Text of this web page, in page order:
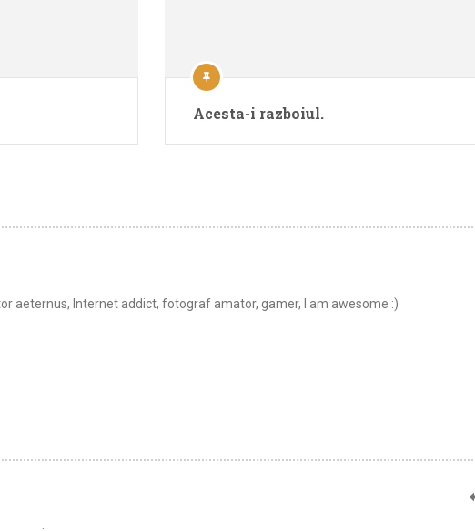
Acesta-i razboiul.
aeternus, Internet addict, fotograf amator, gamer, I am awesome :)